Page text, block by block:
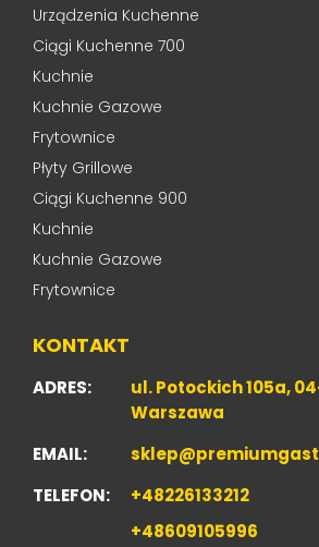
Urządzenia Kuchenne
Ciągi Kuchenne 700
Kuchnie
Kuchnie Gazowe
Frytownice
Płyty Grillowe
Ciągi Kuchenne 900
Kuchnie
Kuchnie Gazowe
Frytownice
KONTAKT
ADRES:
ul. Potockich 105a,
Warszawa
EMAIL:
TELEFON:
+48226133212
+48609105996